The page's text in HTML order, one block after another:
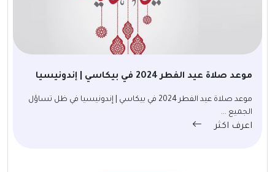
موعد صلاة عيد الفطر 2024 في بيكاسي | إندونيسيا
موعد صلاة عيد الفطر 2024 في بيكاسي | إندونيسيا في ظل تساؤل
الجميع ...
اعرف اكثر